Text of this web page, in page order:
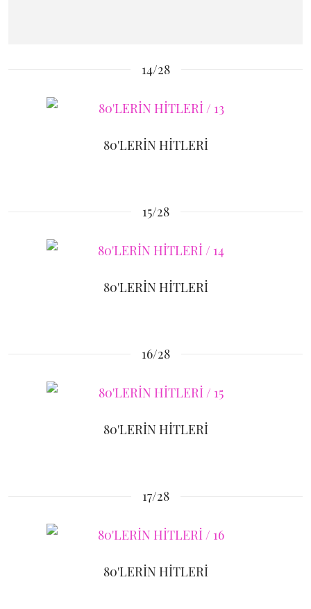
14/28
80'LERİN HİTLERİ
15/28
80'LERİN HİTLERİ
16/28
80'LERİN HİTLERİ
17/28
80'LERİN HİTLERİ